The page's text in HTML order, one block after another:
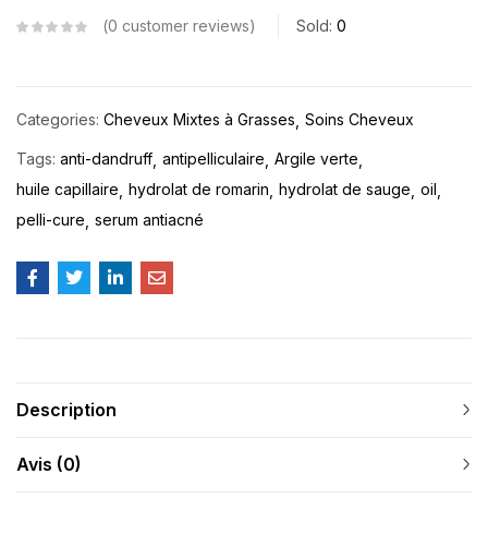
0 customer reviews Sold: 0
Categories: Cheveux Mixtes à Grasses Soins Cheveux
Tags: anti-dandruff antipelliculaire Argile verte
huile capillaire hydrolat de romarin hydrolat de sauge oil
pelli-cure serum antiacné
Description
Avis (0)